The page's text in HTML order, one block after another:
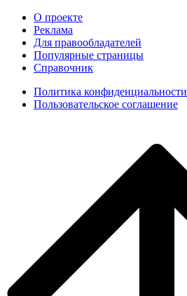
О проекте
Реклама
Для правообладателей
Популярные страницы
Справочник
Политика конфиденциальности
Пользовательское соглашение